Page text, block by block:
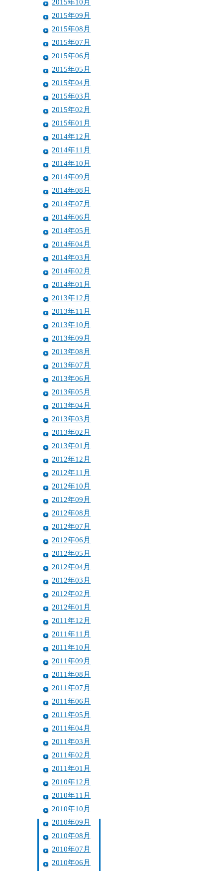
2015年10月
2015年09月
2015年08月
2015年07月
2015年06月
2015年05月
2015年04月
2015年03月
2015年02月
2015年01月
2014年12月
2014年11月
2014年10月
2014年09月
2014年08月
2014年07月
2014年06月
2014年05月
2014年04月
2014年03月
2014年02月
2014年01月
2013年12月
2013年11月
2013年10月
2013年09月
2013年08月
2013年07月
2013年06月
2013年05月
2013年04月
2013年03月
2013年02月
2013年01月
2012年12月
2012年11月
2012年10月
2012年09月
2012年08月
2012年07月
2012年06月
2012年05月
2012年04月
2012年03月
2012年02月
2012年01月
2011年12月
2011年11月
2011年10月
2011年09月
2011年08月
2011年07月
2011年06月
2011年05月
2011年04月
2011年03月
2011年02月
2011年01月
2010年12月
2010年11月
2010年10月
2010年09月
2010年08月
2010年07月
2010年06月